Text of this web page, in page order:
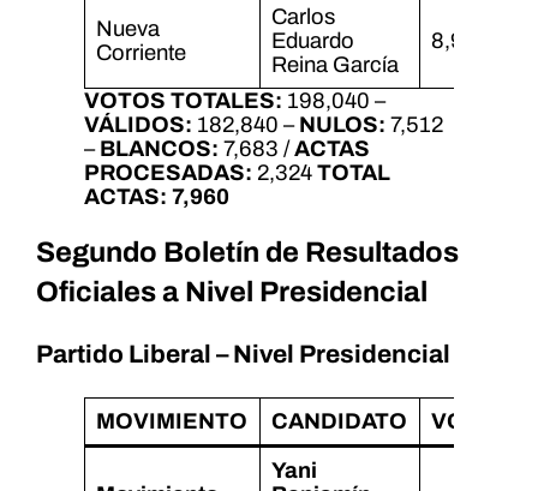
Nueva
Corriente
Carlos
Eduardo
Reina García
8,968
VOTOS TOTALES: 198,040 –
VÁLIDOS: 182,840 – NULOS: 7,512
– BLANCOS: 7,683 /ACTAS
PROCESADAS: 2,324 TOTAL
ACTAS: 7,960
Segundo Boletín de Resultados
Oficiales a Nivel Presidencial
Partido Liberal – Nivel Presidencial
MOVIMIENTO CANDIDATO VOTOS
Yani